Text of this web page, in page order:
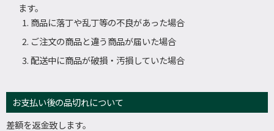
ます。
商品に落丁や乱丁等の不良があった場合
ご注文の商品と違う商品が届いた場合
配送中に商品が破損・汚損していた場合
お支払い後の品切れについて
差額を返金致します。